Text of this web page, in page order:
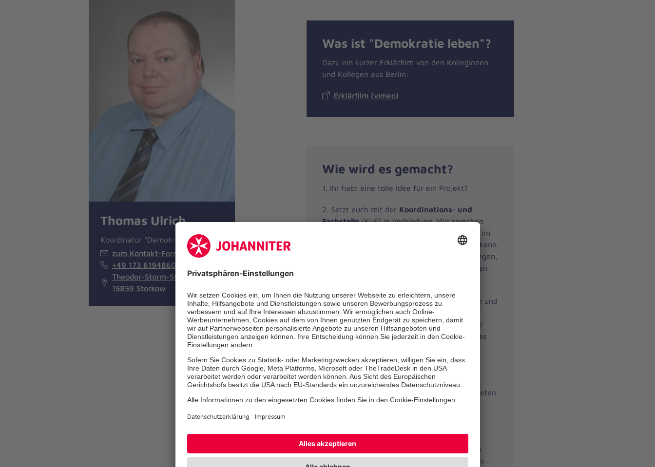
Was ist "Demokratie leben"?
Dazu ein kurzer Erklärfilm von den Kolleginnen
und Kollegen aus Berlin:
Erklärfilm (vimeo)
Wie wird es gemacht?
1. Ihr habt eine tolle Idee für ein Projekt?
2. Setzt euch mit der Koordinations- und
Fachstelle(KuF) in Verbindung. Wir sprechen
zusammen über eure Idee und prüfen, ob es im
Rahmen des Programms umgesetzt werden kann.
Gleichzeitig reden wir über Rahmenbedingungen,
suchen nach möglichen Partnern wie Vereinen
3. Jetzt muss einProjektantraggeschrieben und
einFinanzierungsplanerstellt werden. Aber
keine Angst vor bürokratischen Monstern, wir
helfen euch dabei. Zusammen kriegen wir das
4. Der Antrag wird von der KuF dem
Begleitausschussvorgestellt. Dort wird er
geprüft, genehmigt, um Nachbesserung gebeten
oder abgelehnt.
Zuwendungsbescheid
über die beantragten
Mittel und ihr könnt Euer Projekt organisieren
Thomas Ulrich
Koordinator "Demokratie leben"
zum Kontakt-Formular
+49 173 6194860
Theodor-Storm-Straße 16
15859 Storkow